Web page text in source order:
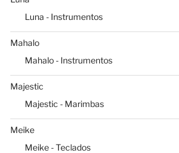
Luna - Instrumentos
Mahalo
Mahalo - Instrumentos
Majestic
Majestic - Marimbas
Meike
Meike - Teclados